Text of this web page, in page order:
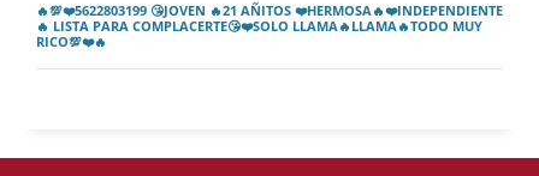
🔥💯❤️5622803199 😘JOVEN 🔥21 AÑITOS ❤️HERMOSA🔥❤️INDEPENDIENTE
🔥 LISTA PARA COMPLACERTE😘❤️SOLO LLAMA🔥LLAMA🔥TODO MUY
RICO💯❤️🔥